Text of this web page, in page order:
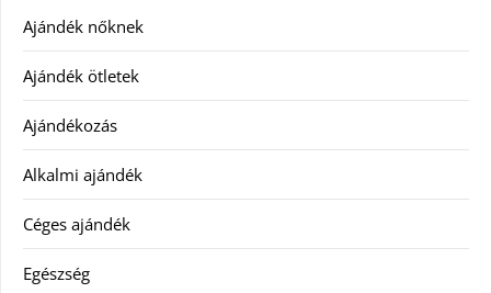
Ajándék nőknek
Ajándék ötletek
Ajándékozás
Alkalmi ajándék
Céges ajándék
Egészség